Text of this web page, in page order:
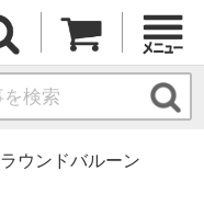
ラウンドバルーン